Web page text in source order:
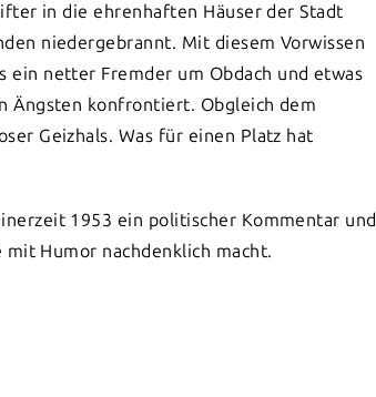
in die ehrenhaften Häuser der Stadt
niedergebrannt. Mit diesem Vorwissen
ein netter Fremder um Obdach und etwas
Ängsten konfrontiert. Obgleich dem
Geizhals. Was für einen Platz hat
1953 ein politischer Kommentar und
Humor nachdenklich macht.